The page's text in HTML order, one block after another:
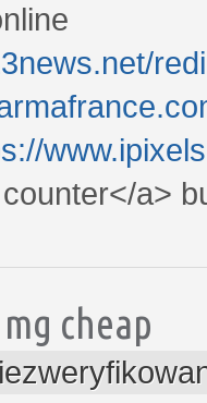
a>
cheap